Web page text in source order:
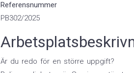
Referensnummer
PB302/2025
Är du redo för en större uppgift?